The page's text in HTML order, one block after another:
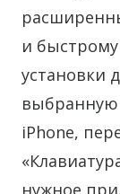
и быстрому
установки
выбранную
iPhone,
нужное